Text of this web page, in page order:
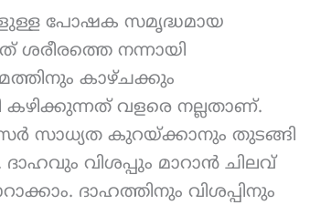
പോഷക സമൃദ്ധമായ
ശരീരത്തെ നന്നായി
കാഴ്ചക്കും
കഴിക്കുന്നത് വളരെ നല്ലതാണ്.
സാധ്യത കുറയ്ക്കാനും തുടങ്ങി
വിശപ്പും മാറാൻ ചിലവ്
ദാഹത്തിനും വിശപ്പിനും